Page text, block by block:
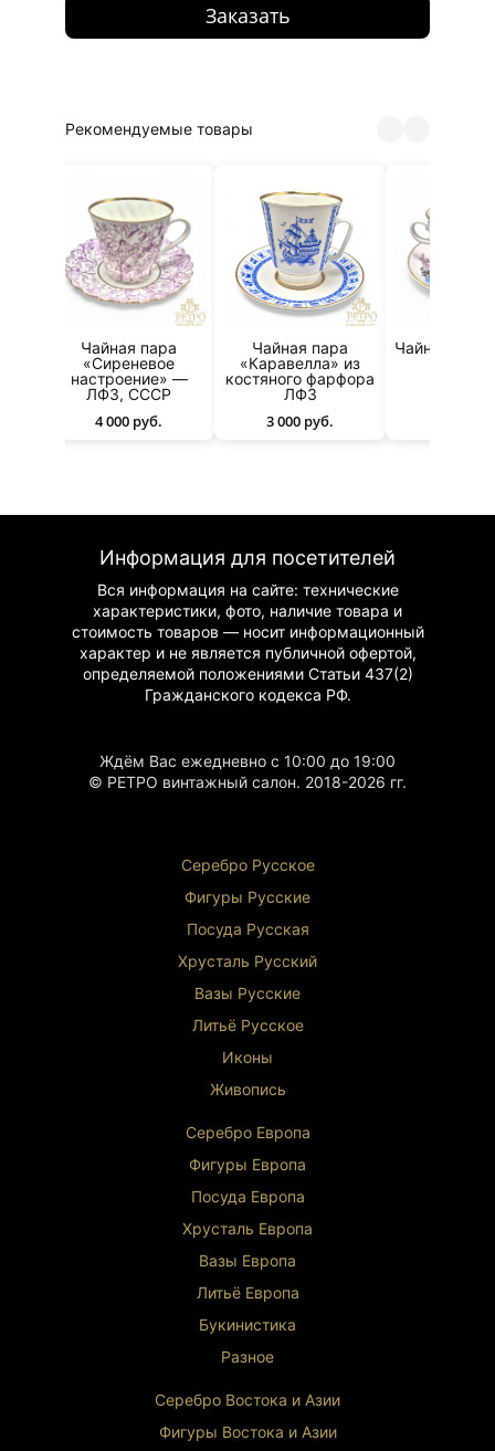
Заказать
Рекомендуемые товары
Чайная пара
«Сиреневое
настроение» —
ЛФЗ, СССР
4 000 руб.
Чайная пара
«Каравелла» из
костяного фарфора
ЛФЗ
3 000 руб.
Чайная пара
Информация для посетителей
Вся информация на сайте: технические
характеристики, фото, наличие товара и
стоимость товаров — носит информационный
характер и не является публичной офертой,
определяемой положениями Статьи 437(2)
Гражданскогокодекса РФ.
Ждём Вас ежедневно с 10:00 до 19:00
© РЕТРО винтажный салон. 2018-2026 гг.
Серебро Русское
Фигуры Русские
Посуда Русская
Хрусталь Русский
Вазы Русские
Литьё Русское
Иконы
Живопись
Серебро Европа
Фигуры Европа
Посуда Европа
Хрусталь Европа
Вазы Европа
Литьё Европа
Букинистика
Разное
Серебро Востока и Азии
Фигуры Востока и Азии